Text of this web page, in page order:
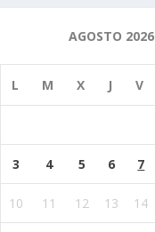
AGOSTO 2026
L M X J V
3 4 5 6 7
10 11 12 13 14